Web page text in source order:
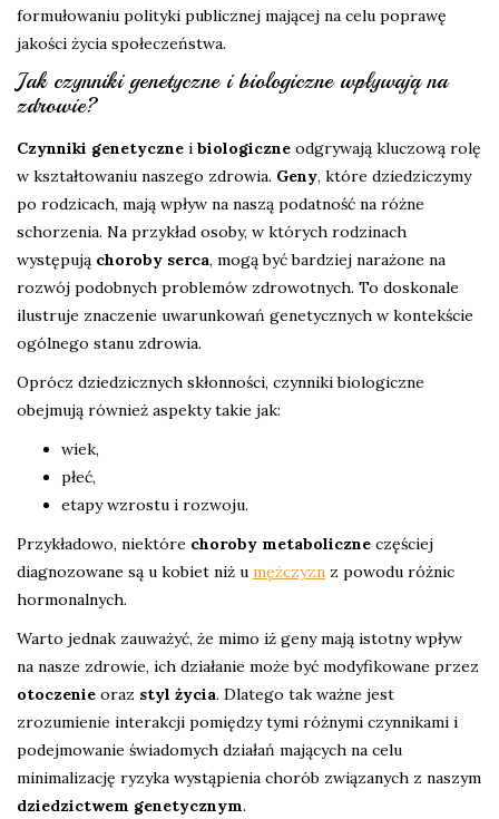
formułowaniu polityki publicznej mającej na celu poprawę
jakości życia społeczeństwa.
Jak czynniki genetyczne i biologiczne wpływają na
zdrowie?
Czynniki genetyczne i biologiczne odgrywają kluczową rolę
w kształtowaniu naszego zdrowia. Geny, które dziedziczymy
po rodzicach, mają wpływ na naszą podatność na różne
schorzenia. Na przykład osoby, w których rodzinach
występują choroby serca, mogą być bardziej narażone na
rozwój podobnych problemów zdrowotnych. To doskonale
ilustruje znaczenie uwarunkowań genetycznych w kontekście
ogólnego stanu zdrowia.
Oprócz dziedzicznych skłonności, czynniki biologiczne
obejmują również aspekty takie jak:
wiek,
płeć,
etapy wzrostu i rozwoju.
Przykładowo, niektóre choroby metaboliczne częściej
diagnozowane są u kobiet niż u mężczyzn z powodu różnic
hormonalnych.
Warto jednak zauważyć, że mimo iż geny mają istotny wpływ
na nasze zdrowie, ich działanie może być modyfikowane przez
otoczenie oraz styl życia. Dlatego tak ważne jest
zrozumienie interakcji pomiędzy tymi różnymi czynnikami i
podejmowanie świadomych działań mających na celu
minimalizację ryzyka wystąpienia chorób związanych z naszym
dziedzictwem genetycznym.